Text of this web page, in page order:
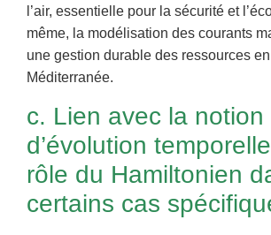
l’air, essentielle pour la sécurité et
même, la modélisation des courants
une gestion durable des ressources
Méditerranée.
c. Lien avec la notion
d’évolution
rôle du Hamiltonien
certains cas